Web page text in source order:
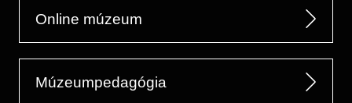
Online múzeum
Múzeumpedagógia